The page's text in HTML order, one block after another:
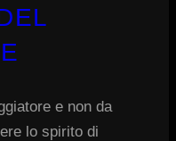
e non da
lo spirito di